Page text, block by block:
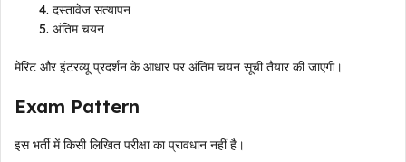
दस्तावेज सत्यापन
अंतिम चयन
मेरिट और इंटरव्यू प्रदर्शन के आधार पर अंतिम चयन सूची तैयार की जाएगी।
Exam Pattern
इस भर्ती में किसी लिखित परीक्षा का प्रावधान नहीं है।